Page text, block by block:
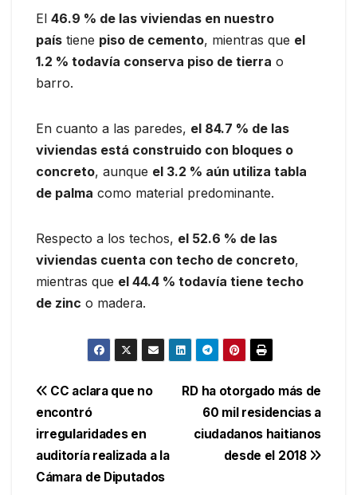
El 46.9 % de las viviendas en nuestro
país tiene piso de cemento, mientras que el
1.2 % todavía conserva piso de tierra o
barro.
En cuanto a las paredes, el 84.7 % de las
viviendas está construido con bloques o
concreto, aunque el 3.2 % aún utiliza tabla
de palma como material predominante.
Respecto a los techos, el 52.6 % de las
viviendas cuenta con techo de concreto,
mientras que el 44.4 % todavía tiene techo
de zinc o madera.
Navegación
de
entradas
RD ha otorgado más de
60 mil residencias a
ciudadanos haitianos
desde el 2018
CC aclara que no
encontró
irregularidades en
auditoría realizada a la
Cámara de Diputados